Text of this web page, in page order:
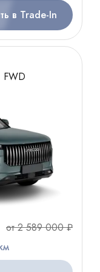
в Trade-In
FWD
от 2 589 000 ₽